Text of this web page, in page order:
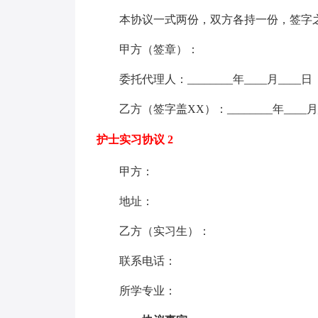
本协议一式两份，双方各持一份，签字
甲方（签章）：
委托代理人：________年____月____日
乙方（签字盖XX）：________年____月
护士实习协议 2
甲方：
地址：
乙方（实习生）：
联系电话：
所学专业：